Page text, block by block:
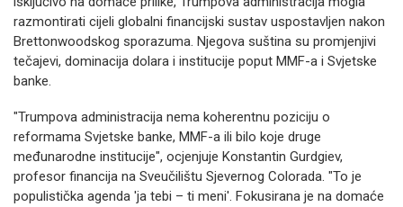
razmontirati cijeli globalni financijski sustav uspostavljen nakon
Brettonwoodskog sporazuma. Njegova suština su promjenjivi
tečajevi, dominacija dolara i institucije poput MMF-a i Svjetske
banke.
"Trumpova administracija nema koherentnu poziciju o
reformama Svjetske banke, MMF-a ili bilo koje druge
međunarodne institucije", ocjenjuje Konstantin Gurdgiev,
profesor financija na Sveučilištu Sjevernog Colorada. "To je
populistička agenda 'ja tebi – ti meni'. Fokusirana je na domaće